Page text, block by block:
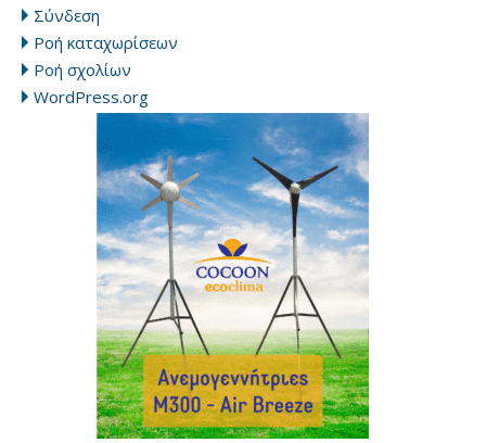
Σύνδεση
Ροή καταχωρίσεων
Ροή σχολίων
WordPress.org